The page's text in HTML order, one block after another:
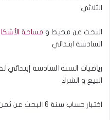
الثلاثي
البحث عن محيط و مساحة
السادسة ابتدائي
رياضيات السنة السادسة
البيع و الشراء
اختبار حساب سنة 6 البحث عن ثمن بيع المنتوج الكسور